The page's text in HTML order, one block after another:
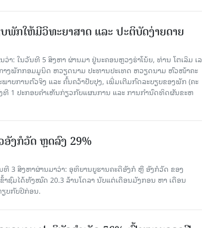
ພັກໃຫ້ມີວິທະຍາສາດ ແລະ ປະຕິບັດງ່າຍດາຍ
າ: ໃນ​ວັນ​ທີ 5 ສິງ​ຫາ ຜ່ານມາ ຢູ່ນະຄອນຫຼວງຮ່າ​ໂນ້ຍ, ທ່ານ ໂຕ​ເລິມ ເລ​
າງ​ພັກ​ກອມ​ມູ​ນິດ ຫວຽດ​ນາມ ປະ​ທານ​ປະ​ເທດ ຫວຽດ​ນາມ ຫົວ​ໜ້າ​ຄະ​
າບ​ການ​ຕົວ​ຈິງ ແລະ ຄົ້ນ​ຄວ້າ​ປັບ​ປຸງ, ເພີ່ມ​ເຕີມ​ກົດ​ລະ​ບຽບ​ຂອງ​ພັກ (ຄະ​
ທີ 1 ປະ​ກອບ​ຄຳ​ເຫັນ​ກ່ຽວ​ກັບ​ແຜນ​ການ ແລະ ການ​ກຳ​ນົດ​ທິດ​ຜັນ​ຂະ​ຫ
ງກໍວັດ ຫຼດລົງ 29%
ທີ 3 ສິງຫາຜ່ານມາວ່າ: ອຸທິຍານບູຮານຄະດີອັງກໍ ຫຼື ອັງກໍວັດ ຂອງ
ຂົ້າຊົມໄດ້ທັງໝົດ 20.3 ລ້ານໂດລາ ນັບແຕ່ເດືອນມັງກອນ ຫາ ເດືອນ
ບກັບປີກ່ອນ.